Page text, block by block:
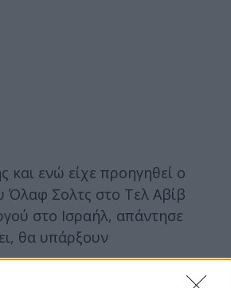
ενώ είχε προηγηθεί ο
Όλαφ Σολτς στο Τελ Αβίβ
στο Ισραήλ, απάντησε
θα υπάρξουν